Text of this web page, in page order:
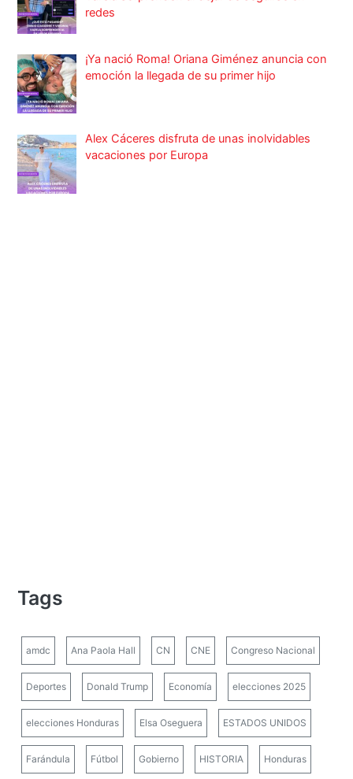
redes
¡Ya nació Roma! Oriana Giménez anuncia con
emoción la llegada de su primer hijo
Alex Cáceres disfruta de unas inolvidables
vacaciones por Europa
Tags
amdc Ana Paola Hall CN CNE Congreso Nacional
Deportes Donald Trump Economía elecciones 2025
elecciones Honduras Elsa Oseguera ESTADOS UNIDOS
Farándula Fútbol Gobierno HISTORIA Honduras